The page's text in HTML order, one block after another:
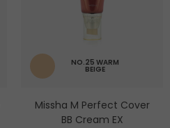
NO.25 WARM
BEIGE
Missha M Perfect Cover
BB Cream EX